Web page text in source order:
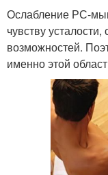
Ослабление РС-
чувству
возможностей.
именно этой